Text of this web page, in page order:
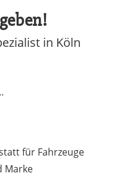
in Köln
für Fahrzeuge
Marke